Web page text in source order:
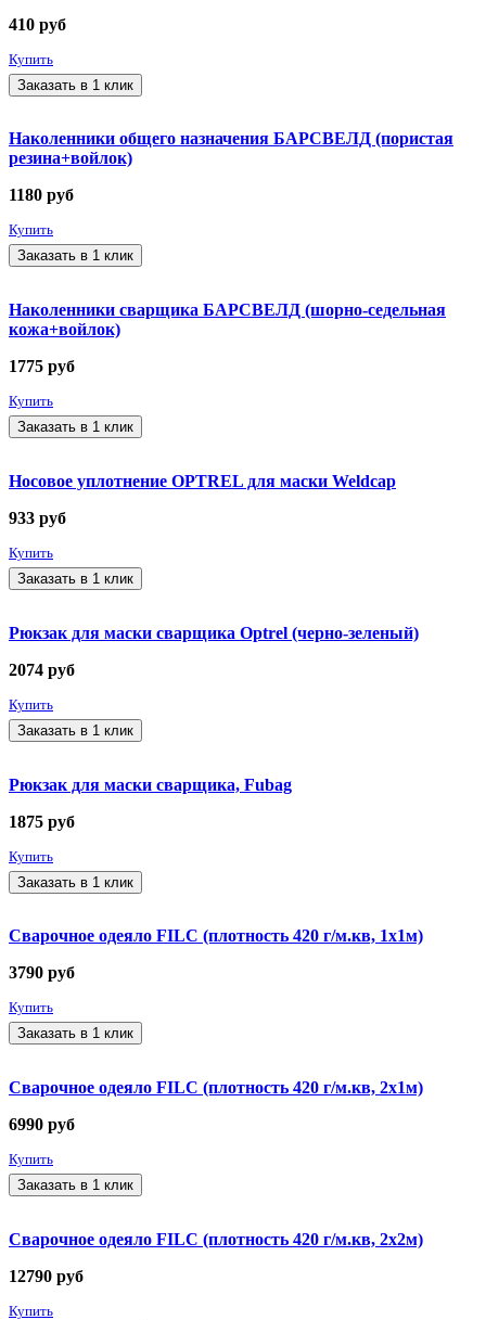
410 руб
Купить
Заказать в 1 клик
Наколенники общего назначения БАРСВЕЛД (пористая
резина+войлок)
1180 руб
Купить
Заказать в 1 клик
Наколенники сварщика БАРСВЕЛД (шорно-седельная
кожа+войлок)
1775 руб
Купить
Заказать в 1 клик
Носовое уплотнение OPTREL для маски Weldcap
933 руб
Купить
Заказать в 1 клик
Рюкзак для маски сварщика Optrel (черно-зеленый)
2074 руб
Купить
Заказать в 1 клик
Рюкзак для маски сварщика, Fubag
1875 руб
Купить
Заказать в 1 клик
Сварочное одеяло FILC (плотность 420 г/м.кв, 1х1м)
3790 руб
Купить
Заказать в 1 клик
Сварочное одеяло FILC (плотность 420 г/м.кв, 2х1м)
6990 руб
Купить
Заказать в 1 клик
Сварочное одеяло FILC (плотность 420 г/м.кв, 2х2м)
12790 руб
Купить